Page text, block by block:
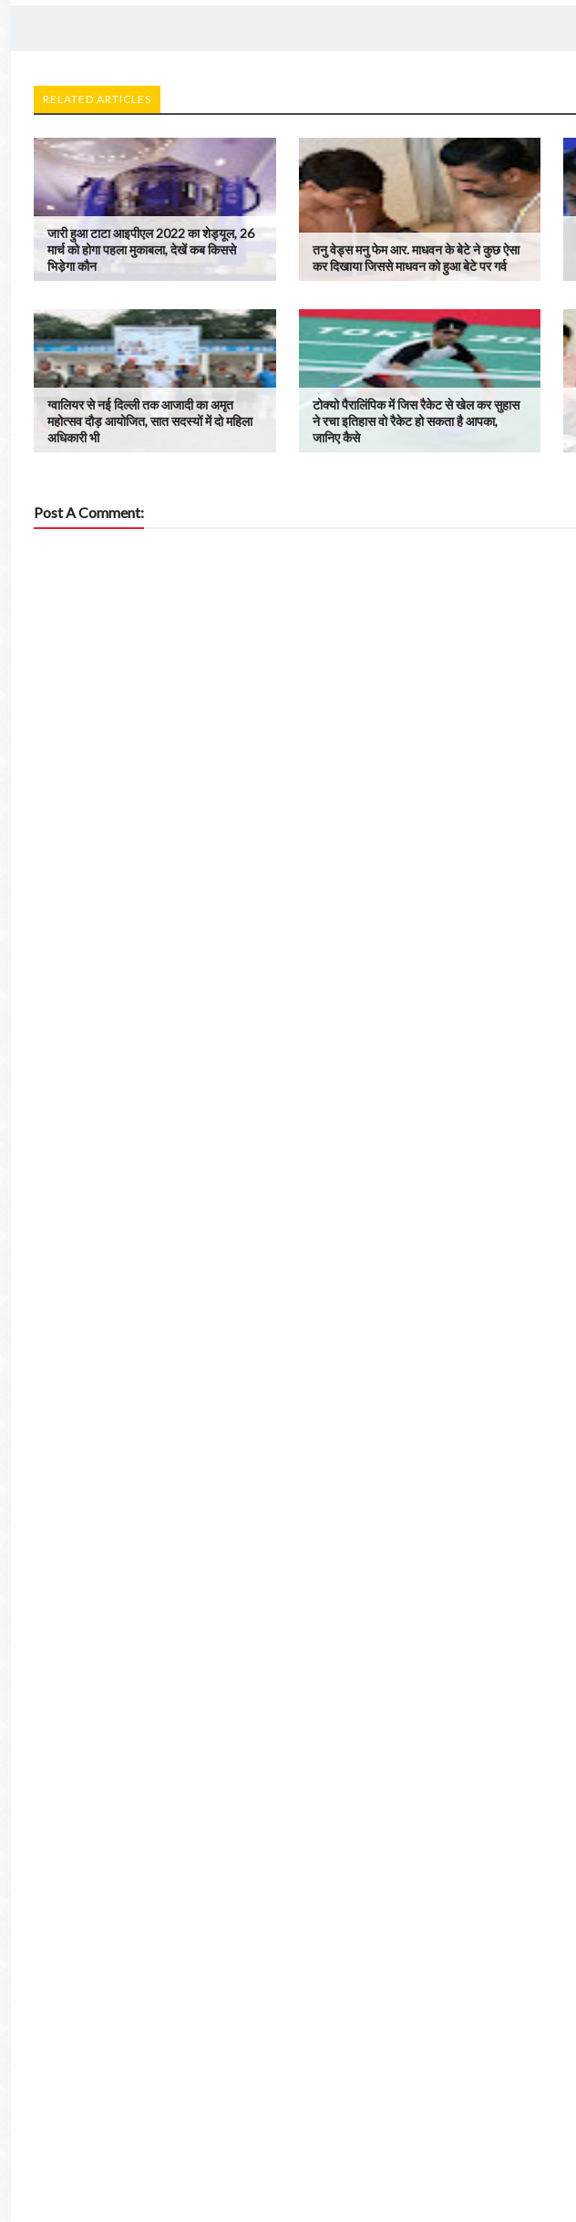
RELATED ARTICLES
जारी हुआ टाटा आइपीएल 2022 का शेड्यूल, 26
मार्च को होगा पहला मुकाबला, देखें कब किससे
भिडे़गा कौन
तनु वेड्स मनु फेम आर. माधवन के बेटे ने कुछ ऐसा
कर दिखाया जिससे माधवन को हुआ बेटे पर गर्व
ग्वालियर से नई दिल्ली तक आजादी का अमृत
महोत्सव दौड़ आयोजित, सात सदस्यों में दो महिला
अधिकारी भी
टोक्यो पैरालिंपिक में जिस रैकेट से खेल कर सुहास
ने रचा इतिहास वो रैकेट हो सकता है आपका,
जानिए कैसे
Post A Comment: